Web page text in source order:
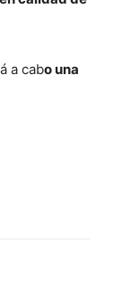
a cabo una